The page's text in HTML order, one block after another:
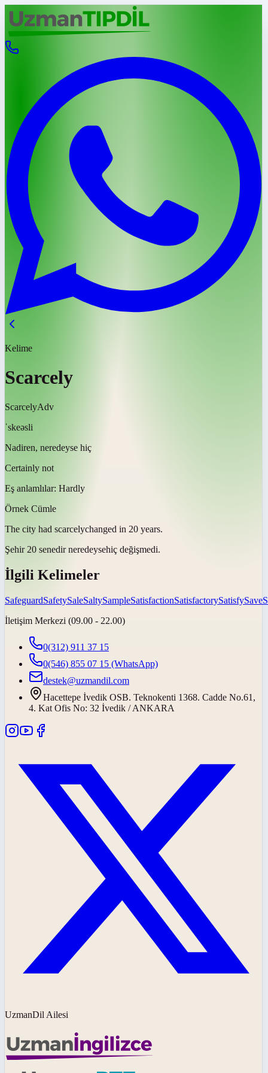
Kelime
Scarcely
ScarcelyAdv
ˈskeəsli
Nadiren, neredeyse hiç
Certainly not
Eş anlamlılar: Hardly
Örnek Cümle
The city had scarcelychanged in 20 years.
Şehir 20 senedir neredeysehiç değişmedi.
İlgili Kelimeler
SafeguardSafetySaleSaltySampleSatisfactionSatisfactorySatisfySave
İletişim Merkezi (09.00 - 22.00)
0(312) 911 37 15
0(546) 855 07 15 (WhatsApp)
destek@uzmandil.com
Hacettepe İvedik OSB. Teknokenti 1368. Cadde No.61,
4. Kat Ofis No: 32 İvedik / ANKARA
UzmanDil Ailesi